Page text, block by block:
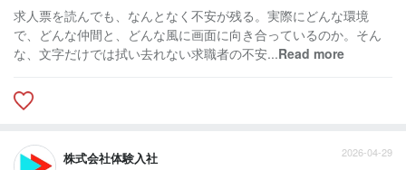
求人票を読んでも、なんとなく不安が残る。実際にどんな環境
で、どんな仲間と、どんな風に画面に向き合っているのか。そん
な、文字だけでは拭い去れない求職者の不安...Read more
株式会社体験入社 2026-04-29